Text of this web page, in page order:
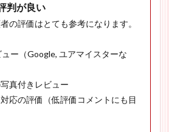
判が良い
の評価はとても参考になります。
ー（Google, ユアマイスターな
真付きレビュー
応の評価（低評価コメントにも目